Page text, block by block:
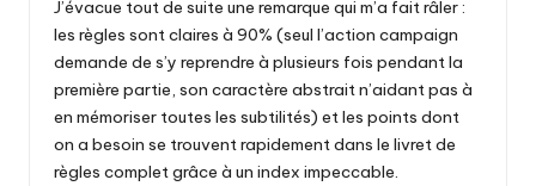
J’évacue tout de suite une remarque qui m’a fait râler :
les règles sont claires à 90% (seul l’action campaign
demande de s’y reprendre à plusieurs fois pendant la
première partie, son caractère abstrait n’aidant pas à
en mémoriser toutes les subtilités) et les points dont
on a besoin se trouvent rapidement dans le livret de
règles complet grâce à un index impeccable.